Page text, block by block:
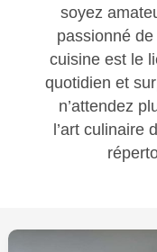
soyez
passionné
cuisine est le
quotidien et
n’attendez
l’art culinaire